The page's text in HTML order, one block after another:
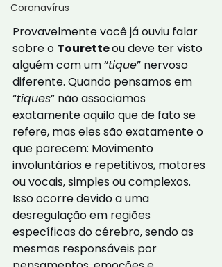
Coronavírus
Provavelmente você já ouviu falar
sobre o Tourette ou deve ter visto
alguém com um “tique” nervoso
diferente. Quando pensamos em
“tiques” não associamos
exatamente aquilo que de fato se
refere, mas eles são exatamente o
que parecem: Movimento
involuntários e repetitivos, motores
ou vocais, simples ou complexos.
Isso ocorre devido a uma
desregulação em regiões
específicas do cérebro, sendo as
mesmas responsáveis por